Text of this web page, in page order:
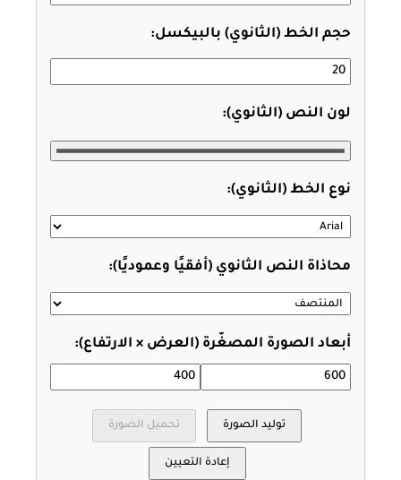
حجم الخط (الثانوي) بالبيكسل:
لون النص (الثانوي):
نوع الخط (الثانوي):
محاذاة النص الثانوي (أفقيًا وعموديًا):
أبعاد الصورة المصغّرة (العرض × الارتفاع):
توليد الصورة تحميل الصورة
إعادة التعيين